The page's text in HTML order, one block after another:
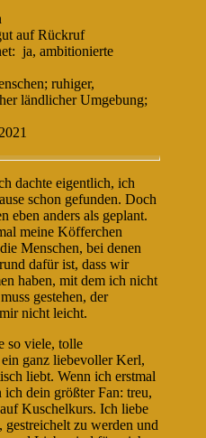
auf Rückruf
ja, ambitionierte
ruhiger,
ländlicher Umgebung;
dachte eigentlich, ich
schon gefunden. Doch
eben anders als geplant.
meine Köfferchen
Menschen, bei denen
dafür ist, dass wir
haben, mit dem ich nicht
gestehen, der
nicht leicht.
so viele, tolle
ganz liebevoller Kerl,
liebt. Wenn ich erstmal
ich dein größter Fan: treu,
Kuschelkurs. Ich liebe
gestreichelt zu werden und